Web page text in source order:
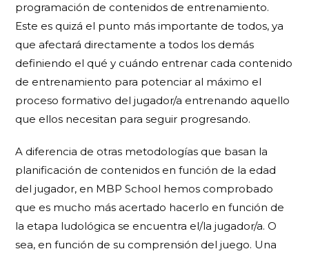
programación de contenidos de entrenamiento.
Este es quizá el punto más importante de todos, ya
que afectará directamente a todos los demás
definiendo el qué y cuándo entrenar cada contenido
de entrenamiento para potenciar al máximo el
proceso formativo del jugador/a entrenando aquello
que ellos necesitan para seguir progresando.
A diferencia de otras metodologías que basan la
planificación de contenidos en función de la edad
del jugador, en MBP School hemos comprobado
que es mucho más acertado hacerlo en función de
la etapa ludológica se encuentra el/la jugador/a. O
sea, en función de su comprensión del juego. Una